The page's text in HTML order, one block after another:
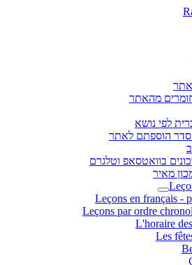
מהאתר
לפי נושא
סדר הוספתם לאתר
בוואטסאפ וטלגרם
מאיר
Leçons en français -
Leçons par ordre
L'horaire
Les